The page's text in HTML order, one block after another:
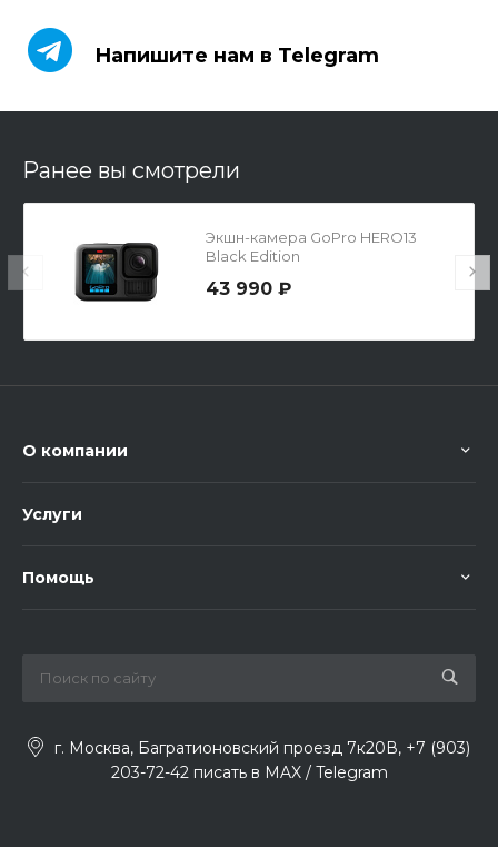
Напишите нам в Telegram
Ранее вы смотрели
Экшн-камера GoPro HERO13
Black Edition
43 990 ₽
О компании
Услуги
Помощь
г. Москва, Багратионовский проезд 7к20В, +7 (903)
203-72-42 писать в MAX / Telegram